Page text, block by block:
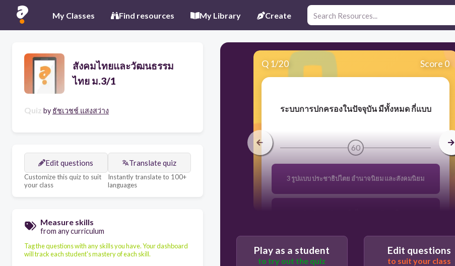
My Classes Find resources My Library Create
สังคมไทยและวัฒนธรรม
ไทย ม.3/1
Quiz by ธัชเวชช์ แสงสว่าง
Edit questions
Customize this quiz to suit
your class
Translate quiz
Instantly translate to 100+
languages
Measure skills
from any curriculum
Tag the questions with any skills you have. Your dashboard
will track each student's mastery of each skill.
Q 1/20 Score 0
ระบบการปกครองในปัจจุบัน มีทั้งหมด กี่แบบ
60
3 รูปแบบ ประชาธิปไตย อำนาจนิยม และสังคมนิยม
2 รูปแบบ ประชาธิปไตย และเผด็จการ
Play as a student
to try out the quiz
Edit questions
to suit your class